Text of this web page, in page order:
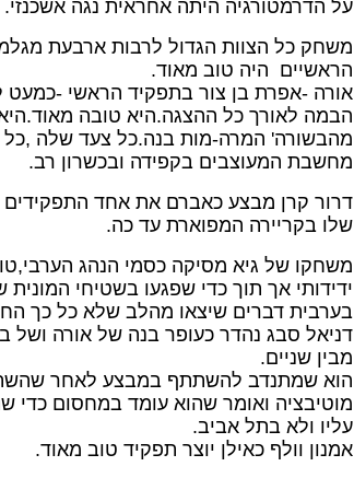
על הדרמטורגיה היתה אחראית נגה אשכנזי.
משחק כל הצוות הגדול לרבות ארבעת
הראשיים היה טוב מאוד.
אורה -אפרת בן צור בתפקיד הראשי -כמעט
הבמה לאורך כל ההצגה.היא טובה
מהבשורה' המרה-מות בנה.כל צעד שלה
מחשבת המעוצבים בקפידה ובכשרון רב.
דרור קרן מבצע כאברם את אחד התפקידים
שלו בקריירה המפוארת עד כה.
משחקו של גיא מסיקה כסמי הנהג
ידידותי אך תוך כדי שפגעו בשטיחי
בערבית דברים שיצאו מהלב שלא כל כך
דניאל סבג נהדר כעופר בנה של אורה ושל
מבין שניים.
הוא שמתנדב להשתתף במבצע לאחר
מוטיבציה ואומר שהוא עומד במחסום כדי
עליו ולא בתל אביב.
אמנון וולף כאילן יוצר תפקיד טוב מאוד.